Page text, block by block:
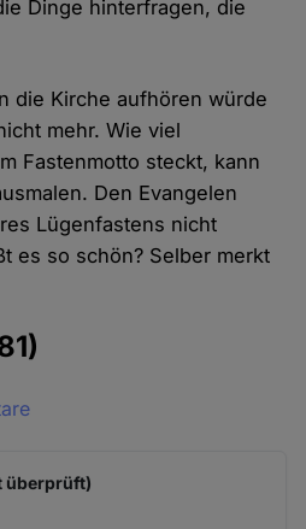
Dinge hinterfragen, die
die Kirche aufhören würde
mehr. Wie viel
Fastenmotto steckt, kann
Den Evangelen
Lügenfastens nicht
es so schön? Selber merkt
überprüft)